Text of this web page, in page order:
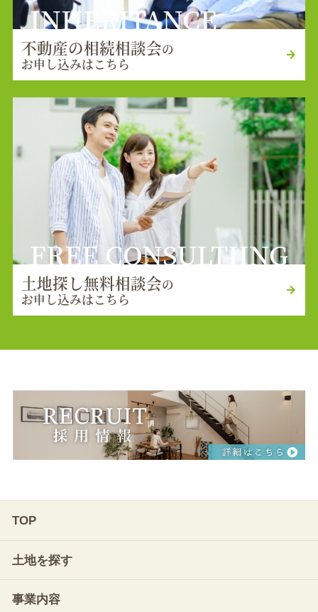
INHERITANCE
不動産の相続相談会の
お申し込みはこちら
FREE CONSULTIING
土地探し無料相談会の
お申し込みはこちら
TOP
土地を探す
事業内容